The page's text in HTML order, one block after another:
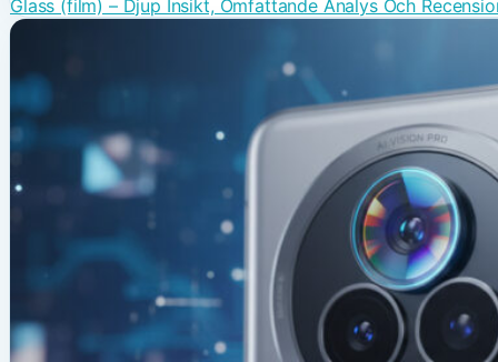
Glass (film) – Djup Insikt, Omfattande Analys Och